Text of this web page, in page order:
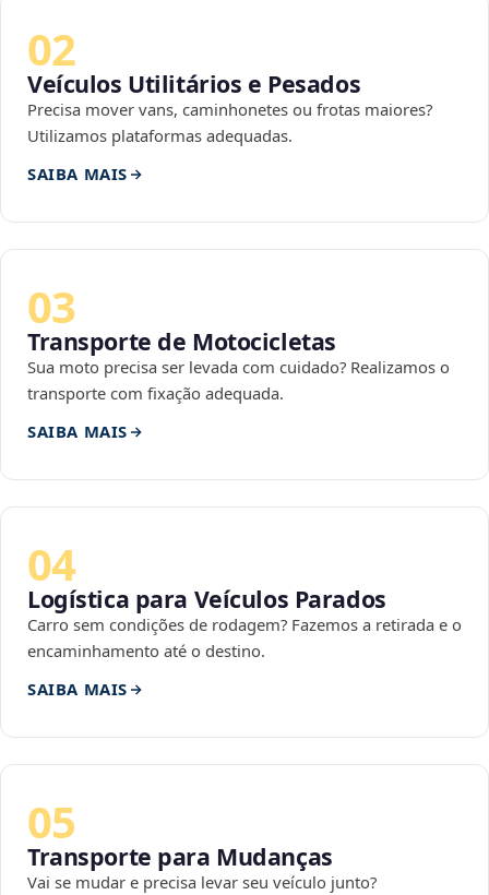
02
Veículos Utilitários e Pesados
Precisa mover vans, caminhonetes ou frotas maiores?
Utilizamos plataformas adequadas.
SAIBA MAIS
03
Transporte de Motocicletas
Sua moto precisa ser levada com cuidado? Realizamos o
transporte com fixação adequada.
SAIBA MAIS
04
Logística para Veículos Parados
Carro sem condições de rodagem? Fazemos a retirada e o
encaminhamento até o destino.
SAIBA MAIS
05
Transporte para Mudanças
Vai se mudar e precisa levar seu veículo junto?